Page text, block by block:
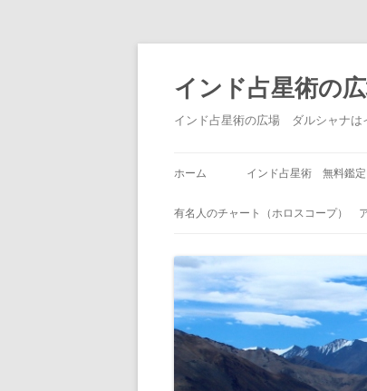
インド占星術の
インド占星術の広場 ダルシャナは
ホーム インド占星術 無料鑑定
有名人のチャート（ホロスコープ）